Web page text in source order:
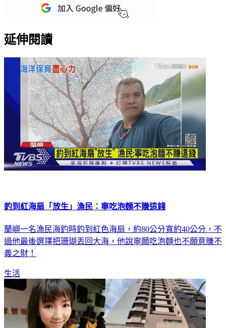
延伸閱讀
釣到紅海扇「放生」漁民：寧吃泡麵不賺這錢
蘭嶼一名漁民海釣時釣到紅色海扇，約80公分寬約40公分，不
過他最後選擇把珊瑚丟回大海，他說寧願吃泡麵也不願意賺不
義之財！
生活